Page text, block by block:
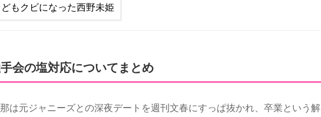
もクビになった西野未姫
会の塩対応についてまとめ
は元ジャニーズとの深夜デートを週刊文春にすっぱ抜かれ、卒業という解